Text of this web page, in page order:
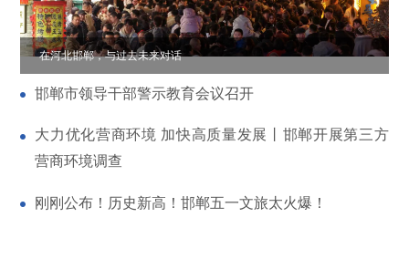
在河北邯郸，与过去未来对话
邯郸市领导干部警示教育会议召开
大力优化营商环境 加快高质量发展丨邯郸开展第三方
营商环境调查
刚刚公布！历史新高！邯郸五一文旅太火爆！